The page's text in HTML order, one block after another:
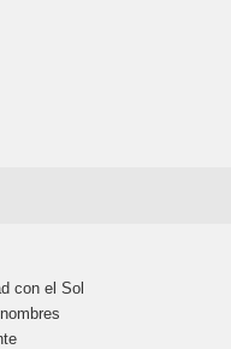
con el Sol